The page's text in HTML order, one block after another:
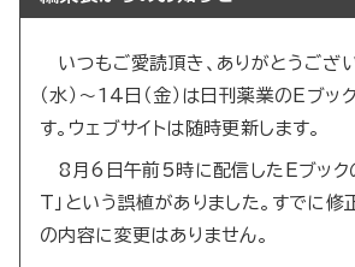
いつもご愛読頂き、ありがとうござ
（水）～14日（金）は日刊薬業のEブッ
す。ウェブサイトは随時更新します。
8月6日午前5時に配信したEブック
T」という誤植がありました。すでに修
の内容に変更はありません。